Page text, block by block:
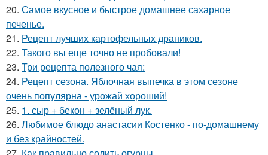
20. Самое вкусное и быстрое домашнее сахарное
печенье.
21. Рецепт лучших картофельных драников.
22. Такого вы еще точно не пробовали!
23. Три рецепта полезного чая:
24. Рецепт сезона. Яблочная выпечка в этом сезоне
очень популярна - урожай хороший!
25. 1. сыр + бекон + зелёный лук.
26. Любимое блюдо анастасии Костенко - по-домашнему
и без крайностей.